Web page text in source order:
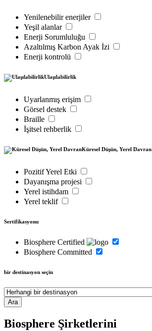
Yenilenebilir enerjiler
Yeşil alanlar
Enerji Sorumluluğu
Azaltılmış Karbon Ayak İzi
Enerji kontrolü
Ulaşılabilirlik
Uyarlanmış erişim
Görsel destek
Braille
İşitsel rehberlik
Küresel Düşün, Yerel Davran
Pozitif Yerel Etki
Dayanışma projesi
Yerel istihdam
Yerel teklif
Sertifikasyonu
Biosphere Certified
Biosphere Committed
bir destinasyon seçin
Biosphere Şirketlerini